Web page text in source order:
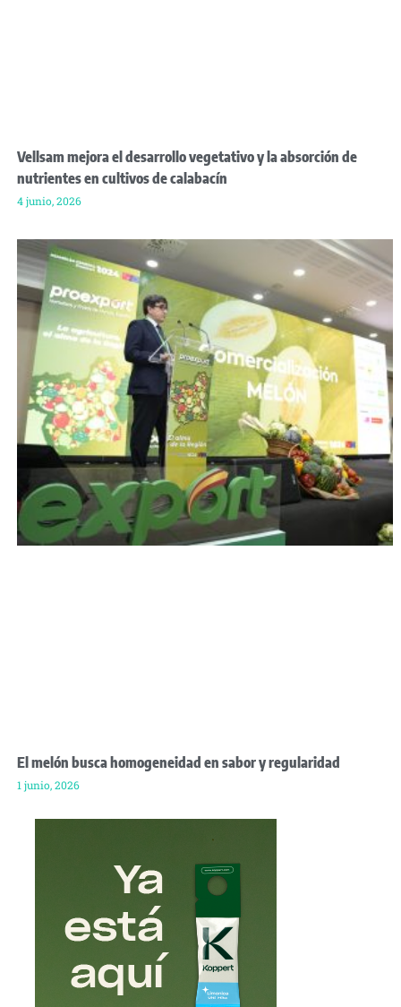
Vellsam mejora el desarrollo vegetativo y la absorción de
nutrientes en cultivos de calabacín
4 junio, 2026
El melón busca homogeneidad en sabor y regularidad
1 junio, 2026